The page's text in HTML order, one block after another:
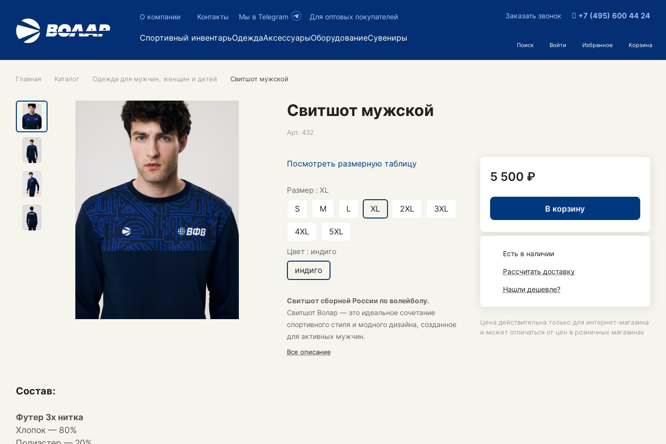
О компании Контакты Мы в Telegram Для оптовых покупателей
Спортивный инвентарьОдеждаАксессуарыОборудованиеСувениры
Заказать звонок +7 (495) 600 44 24
Поиск Войти Избранное Корзина
Главная Каталог Одежда для мужчин, женщин и детей Свитшот мужской
Свитшот мужской
Арт. 432
Посмотреть размерную таблицу
Размер : XL
S M L XL 2XL 3XL
4XL 5XL
Цвет : индиго
индиго
Свитшот сборной России по волейболу.
Свитшот Волар — это идеальное сочетание
спортивного стиля и модного дизайна, созданное
для активных мужчин.
Все описание
5 500 ₽
В корзину
Есть в наличии
Рассчитать доставку
Нашли дешевле?
Цена действительна только для интернет-магазина
и может отличаться от цен в розничных магазинах
Состав:
Футер 3х нитка
Хлопок — 80%